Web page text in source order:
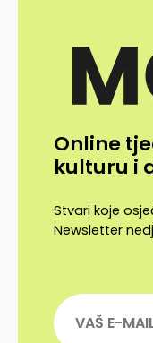
Online
kulturu i
Stvari koje
Newsletter